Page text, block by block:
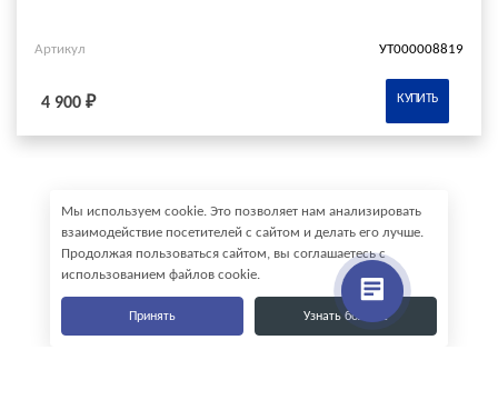
Артикул УТ000008819
4 900 ₽ КУПИТЬ
Мы используем cookie. Это позволяет нам анализировать
взаимодействие посетителей с сайтом и делать его лучше.
Продолжая пользоваться сайтом, вы соглашаетесь с
использованием файлов cookie.
Принять Узнать больше